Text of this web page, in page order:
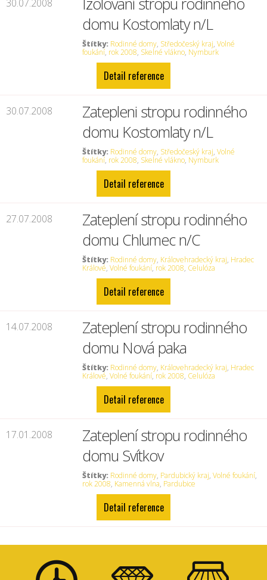
30.07.2008
domu Kostomlaty n/L
Štítky: Rodinné domy, Středočeský kraj,Volné
foukání, rok 2008, Skelné vlákno, Nymburk
Detail reference
30.07.2008
Zatepleni stropu rodinného
domu Kostomlaty n/L
Štítky: Rodinné domy, Středočeský kraj,Volné
foukání, rok 2008, Skelné vlákno, Nymburk
Detail reference
27.07.2008
Zateplení stropu rodinného
domu Chlumec n/C
Štítky: Rodinné domy, Královehradecký kraj, Hradec
Králové,Volné foukání, rok 2008, Celulóza
Detail reference
14.07.2008
Zateplení stropu rodinného
domu Nová paka
Štítky: Rodinné domy, Královehradecký kraj, Hradec
Králové,Volné foukání, rok 2008, Celulóza
Detail reference
17.01.2008
Zateplení stropu rodinného
domu Svítkov
Štítky: Rodinné domy, Pardubický kraj,Volné foukání,
rok 2008, Kamenná vlna, Pardubice
Detail reference